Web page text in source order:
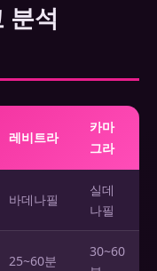
분석
레비트라
카마
그라
바데나필
실데
나필
25~60분
30~60